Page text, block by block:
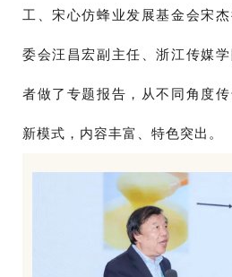
工、宋心仿蜂业发展基金会宋
委会汪昌宏副主任、浙江传媒
者做了专题报告，从不同角度传
新模式，内容丰富、特色突出。